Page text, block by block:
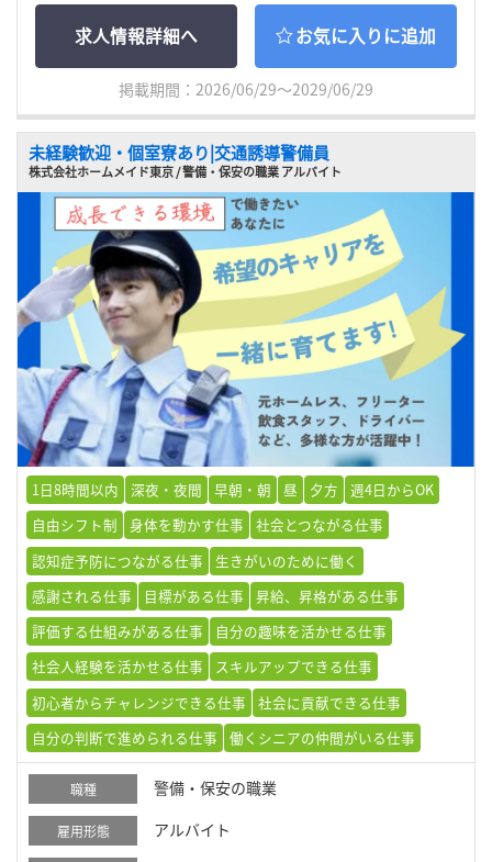
求人情報詳細へ お気に入りに追加
掲載期間：2026/06/29～2029/06/29
未経験歓迎・個室寮あり|交通誘導警備員
株式会社ホームメイド東京 / 警備・保安の職業 アルバイト
1日8時間以内 深夜・夜間 早朝・朝 昼 夕方
週4日からOK
自由シフト制
身体を動かす仕事
社会とつながる仕事
認知症予防につながる仕事
生きがいのために働く
感謝される仕事
目標がある仕事
昇給、昇格がある仕事
評価する仕組みがある仕事
自分の趣味を活かせる仕事
社会人経験を活かせる仕事
スキルアップできる仕事
初心者からチャレンジできる仕事
社会に貢献できる仕事
自分の判断で進められる仕事
働くシニアの仲間がいる仕事
職種 警備・保安の職業
雇用形態 アルバイト